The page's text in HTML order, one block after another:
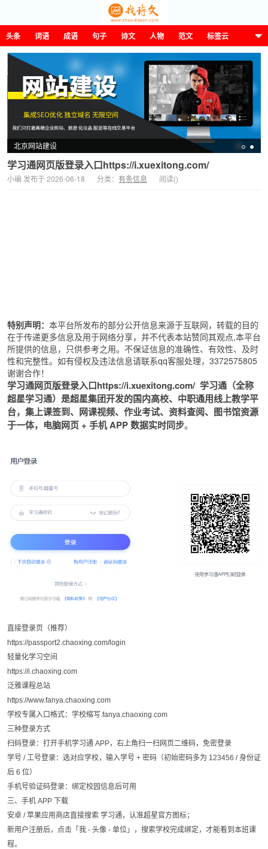
这诗那文找诗文
头条 词语 成语 句子 诗文 人物 范文 标签云
北京网站建设
学习通网页版登录入口https://i.xuexitong.com/
小编 发布于 2026-06-18 分类： 有条信息 阅读()
特别声明： 本平台所发布的部分公开信息来源于互联网，转载的目的
在于传递更多信息及用于网络分享，并不代表本站赞同其观点,本平台
所提供的信息，只供参考之用。不保证信息的准确性、有效性、及时
性和完整性。如有侵权及违法信息请联系qq客服处理，3372575805
谢谢合作！
学习通网页版登录入口https://i.xuexitong.com/学习通（全称
超星学习通）是超星集团开发的国内高校、中职通用线上教学平
台，集上课签到、网课视频、作业考试、资料查阅、图书馆资源
于一体，电脑网页 + 手机 APP 数据实时同步。
直接登录页（推荐）
https://passport2.chaoxing.com/login
轻量化学习空间
https://i.chaoxing.com
泛雅课程总站
https://www.fanya.chaoxing.com
学校专属入口格式：学校缩写.fanya.chaoxing.com
三种登录方式
扫码登录：打开手机学习通 APP，右上角扫一扫网页二维码，免密登录
学号 / 工号登录：选对应学校，输入学号 + 密码（初始密码多为 123456 / 身份证
后 6 位）
手机号验证码登录：绑定校园信息后可用
三、手机 APP 下载
安卓 / 苹果应用商店直接搜索 学习通，认准超星官方图标；
新用户注册后，点击「我 - 头像 - 单位」，搜索学校完成绑定，才能看到本班课
程。